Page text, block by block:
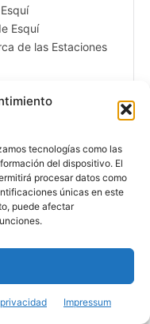
tecnologías como las
del dispositivo. El
procesar datos como
únicas en este
puede afectar
Impressum
Esquí
de las Estaciones